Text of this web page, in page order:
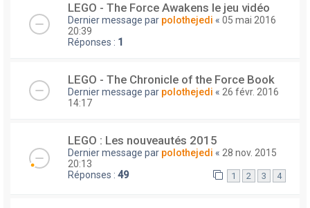
LEGO - The Force Awakens le jeu vidéo
Dernier message par polothejedi « 05 mai 2016
20:39
Réponses : 1
LEGO - The Chronicle of the Force Book
Dernier message par polothejedi « 26 févr. 2016
14:17
LEGO : Les nouveautés 2015
Dernier message par polothejedi « 28 nov. 2015
20:13
Réponses : 49 1 2 3 4